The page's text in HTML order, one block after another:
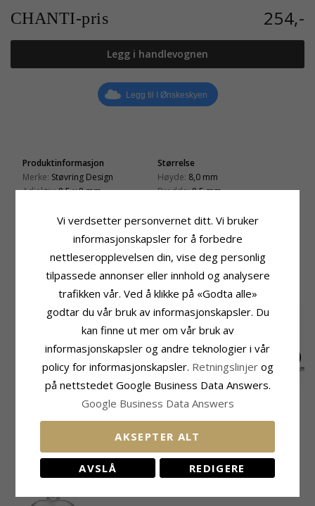
CHANTI-pris 254,-
Legg i handlevognen
Legg til I Ønskeskyen
Produktinformasjon
Merke: Støvring Design
Adjektiv:8,5 x 8 mm
Anheng
Sølv
Størrelse
Høyde: 8,0 mm
Bredde:8,5 mm
Leveringstid
Leveringstid:Ca. 5-10 Hverdager
KUNDER KJØPER OGSÅ
10 x 17,5 mm
Støvring Design kors
anheng i sølv
438,-
BNH Anker facet
halskjede i sølv 42 cm
x 1,1 mm
CHANTI-pris 359,-
halskjede i sølv 50 cm
x 1,1 mm
CHANTI-pris
Vi verdsetter personvernet ditt. Vi bruker
informasjonskapsler for å forbedre
nettleseropplevelsen din, vise deg personlig
tilpassede annonser eller innhold og analysere
trafikken vår. Ved å klikke på «Godta alle»
godtar du vår bruk av informasjonskapsler. Du
kan finne ut mer om vår bruk av
informasjonskapsler og andre teknologier i vår
policy for informasjonskapsler. Retningslinjer og
på nettstedet Google Business Data Answers.
Google Business Data Answers
AKSEPTER ALT
AVSLÅ REDIGERE